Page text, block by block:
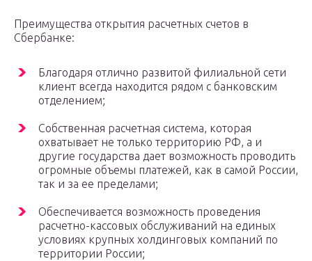
Преимущества открытия расчетных счетов в
Сбербанке:
Благодаря отлично развитой филиальной сети
клиент всегда находится рядом с банковским
отделением;
Собственная расчетная система, которая
охватывает не только территорию РФ, а и
другие государства дает возможность проводить
огромные объемы платежей, как в самой России,
так и за ее пределами;
Обеспечивается возможность проведения
расчетно-кассовых обслуживаний на единых
условиях крупных холдинговых компаний по
территории России;